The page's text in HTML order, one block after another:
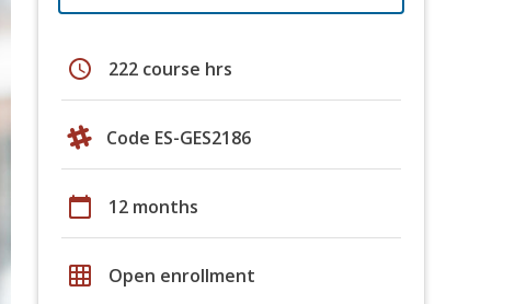
schedule 222 course hrs
Code ES-GES2186
calendar_today 12 months
grid_on Open enrollment